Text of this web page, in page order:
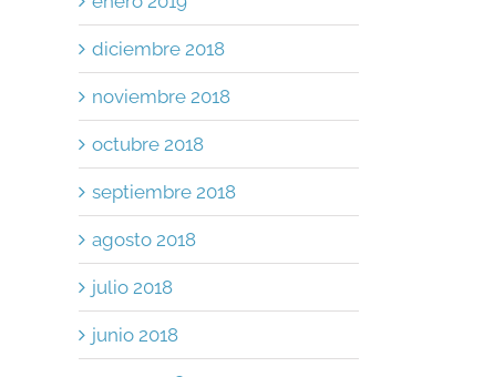
diciembre 2018
noviembre 2018
octubre 2018
septiembre 2018
agosto 2018
julio 2018
junio 2018